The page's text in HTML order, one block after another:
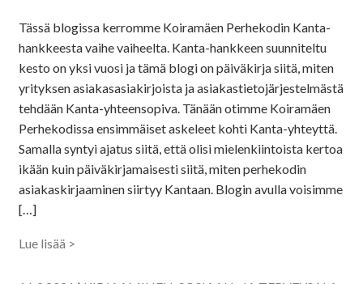
Tässä blogissa kerromme Koiramäen Perhekodin Kanta-
hankkeesta vaihe vaiheelta. Kanta-hankkeen suunniteltu
kesto on yksi vuosi ja tämä blogi on päiväkirja siitä, miten
yrityksen asiakasasiakirjoista ja asiakastietojärjestelmästä
tehdään Kanta-yhteensopiva. Tänään otimme Koiramäen
Perhekodissa ensimmäiset askeleet kohti Kanta-yhteyttä.
Samalla syntyi ajatus siitä, että olisi mielenkiintoista kertoa
ikään kuin päiväkirjamaisesti siitä, miten perhekodin
asiakaskirjaaminen siirtyy Kantaan. Blogin avulla voisimme
[…]
Lue lisää >